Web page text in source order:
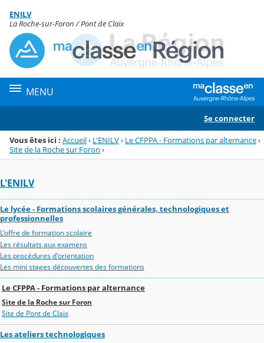
Menu de la rubrique
Contenu
ENILV
La Roche-sur-Foron / Pont de Claix
MENU
Se connecter
Vous êtes ici : Accueil› L'ENILV› Le CFPPA - Formations par alternance›
Site de la Roche sur Foron ›
L'ENILV
Le lycée - Formations scolaires générales, technologiques et
professionnelles
L'offre de formation scolaire
Les résultats aux examens
Les procédures d'orientation
Les mini stages découvertes des formations
Le CFPPA - Formations par alternance
Site de la Roche sur Foron
Site de Pont de Claix
Les ateliers technologiques